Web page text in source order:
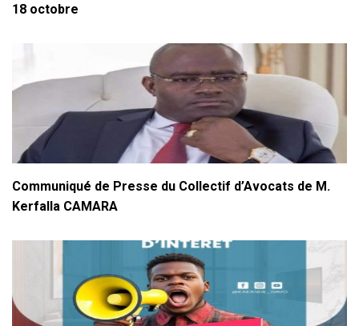
18 octobre
Communiqué de Presse du Collectif d’Avocats de M.
Kerfalla CAMARA